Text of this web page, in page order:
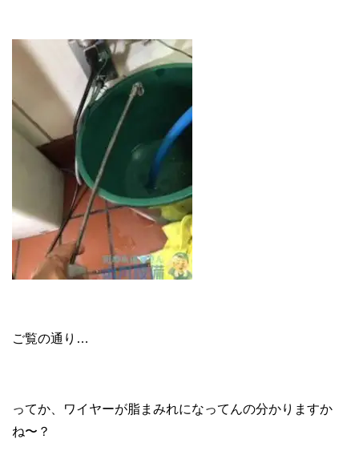
ご覧の通り…
ってか、ワイヤーが脂まみれになってんの分かりますか
ね〜？